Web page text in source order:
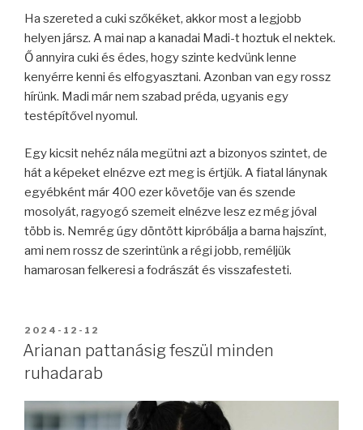
Ha szereted a cuki szőkéket, akkor most a legjobb
helyen jársz. A mai nap a kanadai Madi-t hoztuk el nektek.
Ő annyira cuki és édes, hogy szinte kedvünk lenne
kenyérre kenni és elfogyasztani. Azonban van egy rossz
hírünk. Madi már nem szabad préda, ugyanis egy
testépítővel nyomul.
Egy kicsit nehéz nála megütni azt a bizonyos szintet, de
hát a képeket elnézve ezt meg is értjük. A fiatal lánynak
egyébként már 400 ezer követője van és szende
mosolyát, ragyogó szemeit elnézve lesz ez még jóval
több is. Nemrég úgy döntött kipróbálja a barna hajszínt,
ami nem rossz de szerintünk a régi jobb, reméljük
hamarosan felkeresi a fodrászát és visszafesteti.
BEKÜLDVE:
2024-12-12
Arianan pattanásig feszül minden
ruhadarab